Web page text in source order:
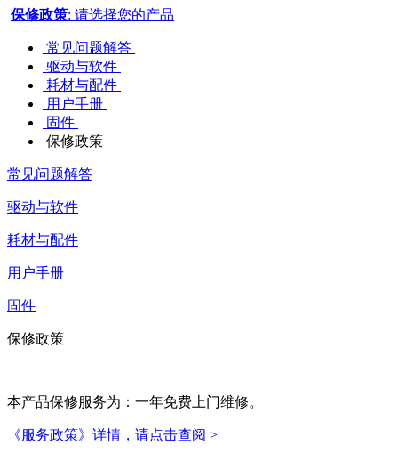
保修政策: 请选择您的产品
常见问题解答
驱动与软件
耗材与配件
用户手册
固件
保修政策
常见问题解答
驱动与软件
耗材与配件
用户手册
固件
保修政策
本产品保修服务为：一年免费上门维修。
《服务政策》详情，请点击查阅 >